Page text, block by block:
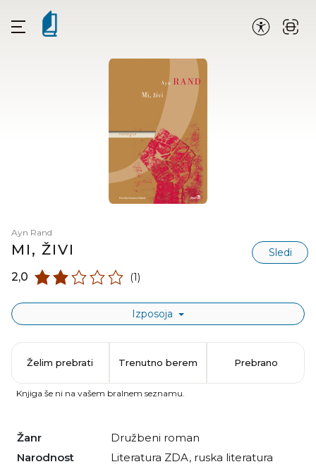
Ayn Rand
MI, ŽIVI Sledi
2,0 (1)
Izposoja
Žanr
družbeni roman
Narodnost
literatura ZDA, ruska literatura
Želim prebrati Trenutno berem Prebrano
Knjiga še ni na vašem bralnem seznamu.